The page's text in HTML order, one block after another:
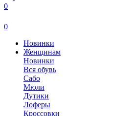
0
0
Новинки
Женщинам
Новинки
Вся обувь
Сабо
Мюли
Дутики
Лоферы
Кроссовки